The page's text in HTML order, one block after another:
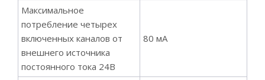
Максимальное
потребление четырех
включенных каналов от
внешнего источника
постоянного тока 24В
80 мА